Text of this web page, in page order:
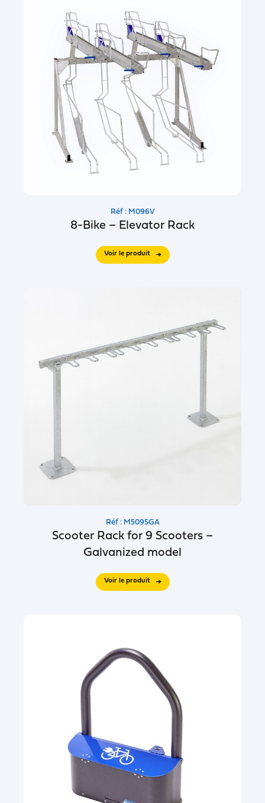
Réf : M096V
8-Bike – Elevator Rack
Voir le produit
Réf : M509SGA
Scooter Rack for 9 Scooters –
Galvanized model
Voir le produit